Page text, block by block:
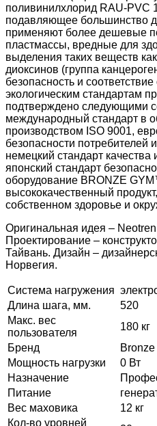
поливинилхлорид RAU-PVC
подавляющее большинство
применяют более дешевые
пластмассы, вредные для
выделения таких веществ
диоксинов (группа
безопасность и
экологическим стандартам
подтверждено следующими
международный стандарт в
производством ISO 9001,
безопасности
немецкий стандарт качества
японский стандарт
оборудование BRONZE
высококачественный
собственном здоровье и
Оригинальная идея –
Проектирование –
Тайвань. Дизайн –
Норвегия.
Система нагружения
Длина шага, мм.
520
Макс. вес
пользователя
180 кг
Бренд
Мощность нагрузки
0 Вт
Назначение
Питание
Вес маховика
12 кг
Кол-во уровней